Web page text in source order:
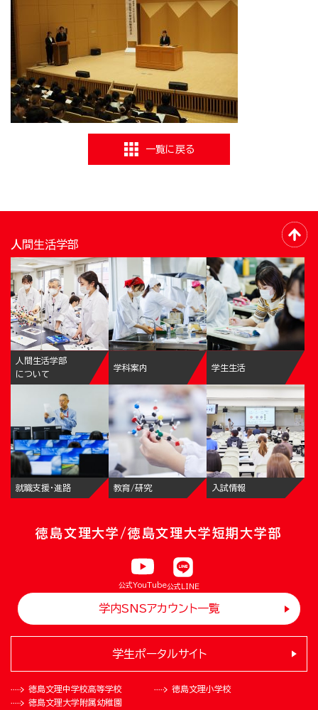
一覧に戻る
人間生活学部
人間生活学部
について
学科案内 学生生活
就職支援・進路 教育/研究 入試情報
徳島文理大学/徳島文理大学短期大学部
公式YouTube公式LINE
学内SNSアカウント一覧
徳島文理中学校高等学校
徳島文理小学校
徳島文理大学附属幼稚園
学生ポータルサイト